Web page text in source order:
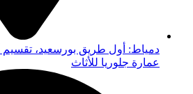
عمارة جلوريا للأثاث